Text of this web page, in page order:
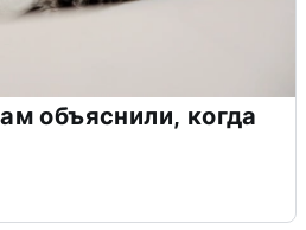
объяснили, когда